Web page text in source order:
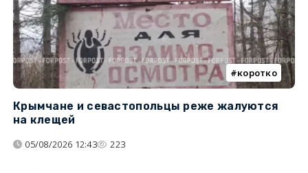
коротко
Крымчане и севастопольцы реже жалуются
на клещей
05/08/2026 12:43 223